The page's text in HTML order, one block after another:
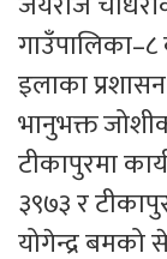
इलाका
भानुभक्त
टीकापुरमा
३९७३ र
योगेन्द्र बमको